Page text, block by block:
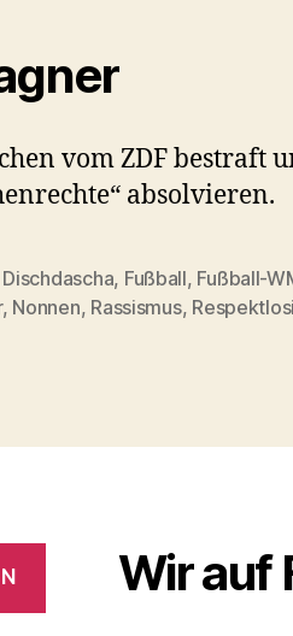
vom ZDF bestraft
absolvieren.
Dischdascha, Fußball, Fußball-
, Nonnen, Rassismus,
Wir auf